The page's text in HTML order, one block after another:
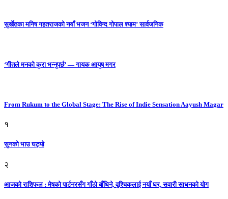
सुर्खेतका मनिष गहतराजको नयाँ भजन ‘गोविन्द गोपाल श्याम’ सार्वजनिक
‘गीतले मनको कुरा भन्नुपर्छ’ — गायक आयुष मगर
From Rukum to the Global Stage: The Rise of Indie Sensation Aayush Magar
१
सुनको भाउ घट्याे
२
आजको राशिफल : मेषको पार्टनरसँग गाँठो बाँधिने, वृश्चिकलाई नयाँ घर, सवारी साधनकाे याेग